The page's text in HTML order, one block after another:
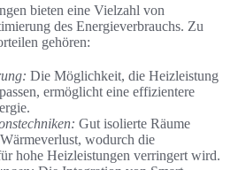
bieten eine Vielzahl von
des Energieverbrauchs. Zu
gehören:
Die Möglichkeit, die Heizleistung
ermöglicht eine effizientere
Gut isolierte Räume
wodurch die
hohe Heizleistungen verringert wird.